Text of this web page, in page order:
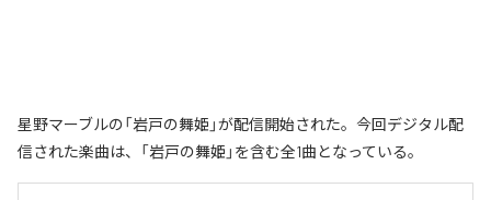
星野マーブルの「岩戸の舞姫」が配信開始された。今回デジタル配
信された楽曲は、「岩戸の舞姫」を含む全1曲となっている。